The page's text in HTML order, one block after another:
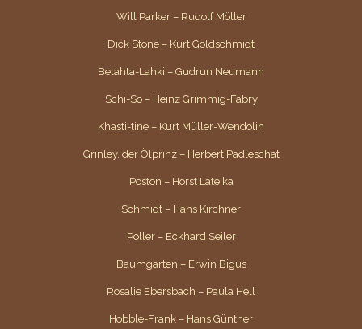
Will Parker – Rudolf Möller
Dick Stone – Kurt Goldschmidt
Belahta-Lahki – Gudrun Neumann
Schi-So – Heinz Grimmig-Fabry
Khasti-tine – Kurt Müller-Wendolin
Grinley, der Ölprinz – Herbert Padleschat
Poston – Horst Lateika
Schmidt – Hans Kirchner
Poller – Eckhard Seiler
Baumgarten – Erwin Bigus
Rosalie Ebersbach – Paula Hell
Hobble-Frank – Hans Günther